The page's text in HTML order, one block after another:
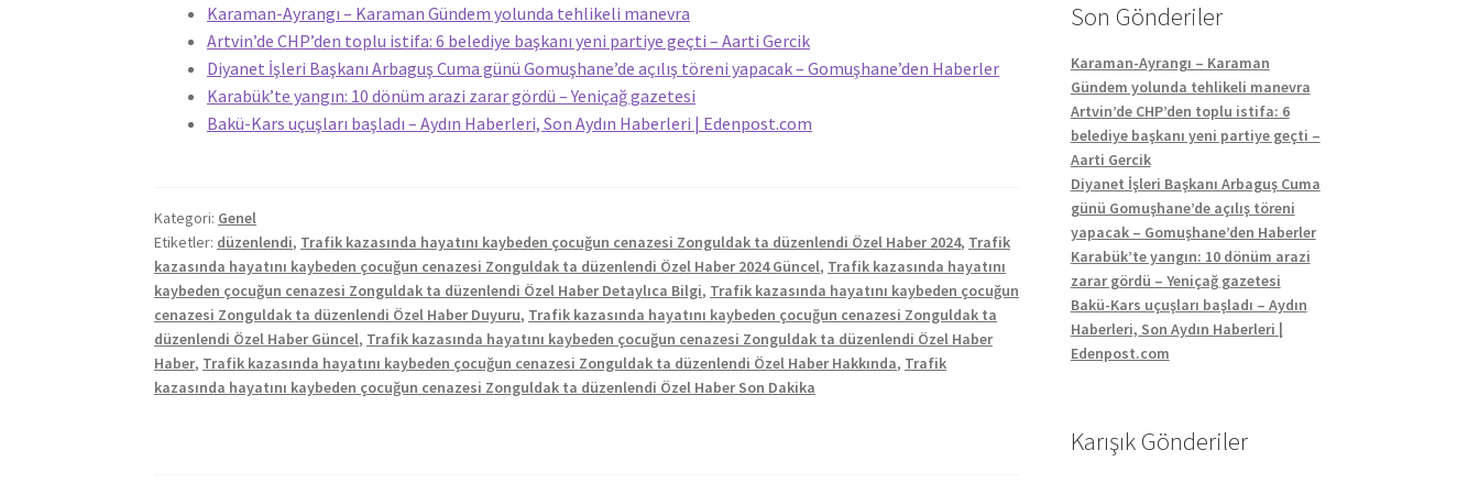
Karaman-Ayrangı – Karaman Gündem yolunda tehlikeli manevra
Artvin’de CHP’den toplu istifa: 6 belediye başkanı yeni partiye geçti – Aarti Gercik
Diyanet İşleri Başkanı Arbaguş Cuma günü Gomuşhane’de açılış töreni yapacak – Gomuşhane’den Haberler
Karabük’te yangın: 10 dönüm arazi zarar gördü – Yeniçağ gazetesi
Bakü-Kars uçuşları başladı – Aydın Haberleri, Son Aydın Haberleri | Edenpost.com
Kategori: Genel
Etiketler: düzenlendi, Trafik kazasında hayatını kaybeden çocuğun cenazesi Zonguldak ta düzenlendi Özel Haber 2024, Trafik
kazasında hayatını kaybeden çocuğun cenazesi Zonguldak ta düzenlendi Özel Haber 2024 Güncel, Trafik kazasında hayatını
kaybeden çocuğun cenazesi Zonguldak ta düzenlendi Özel Haber Detaylıca Bilgi, Trafik kazasında hayatını kaybeden çocuğun
cenazesi Zonguldak ta düzenlendi Özel Haber Duyuru, Trafik kazasında hayatını kaybeden çocuğun cenazesi Zonguldak ta
düzenlendi Özel Haber Güncel, Trafik kazasında hayatını kaybeden çocuğun cenazesi Zonguldak ta düzenlendi Özel Haber
Haber, Trafik kazasında hayatını kaybeden çocuğun cenazesi Zonguldak ta düzenlendi Özel Haber Hakkında, Trafik
kazasında hayatını kaybeden çocuğun cenazesi Zonguldak ta düzenlendi Özel Haber Son Dakika
Son Gönderiler
Karaman-Ayrangı – Karaman
Gündem yolunda tehlikeli manevra
Artvin’de CHP’den toplu istifa: 6
belediye başkanı yeni partiye geçti –
Aarti Gercik
Diyanet İşleri Başkanı Arbaguş Cuma
günü Gomuşhane’de açılış töreni
yapacak – Gomuşhane’den Haberler
Karabük’te yangın: 10 dönüm arazi
zarar gördü – Yeniçağ gazetesi
Bakü-Kars uçuşları başladı – Aydın
Haberleri, Son Aydın Haberleri |
Edenpost.com
Karışık Gönderiler